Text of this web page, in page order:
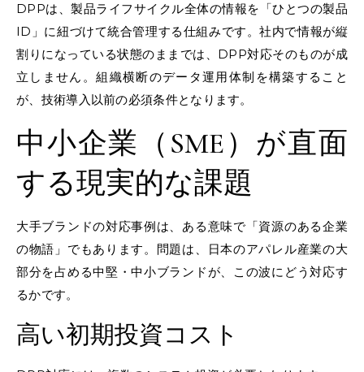
DPPは、製品ライフサイクル全体の情報を「ひとつの製品
ID」に紐づけて統合管理する仕組みです。社内で情報が縦
割りになっている状態のままでは、DPP対応そのものが成
立しません。組織横断のデータ運用体制を構築すること
が、技術導入以前の必須条件となります。
中小企業（SME）が直面
する現実的な課題
大手ブランドの対応事例は、ある意味で「資源のある企業
の物語」でもあります。問題は、日本のアパレル産業の大
部分を占める中堅・中小ブランドが、この波にどう対応す
るかです。
高い初期投資コスト